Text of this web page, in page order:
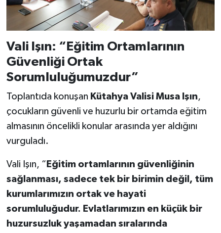
Vali Işın: “Eğitim Ortamlarının
Güvenliği Ortak
Sorumluluğumuzdur”
Toplantıda konuşan Kütahya Valisi Musa Işın,
çocukların güvenli ve huzurlu bir ortamda eğitim
almasının öncelikli konular arasında yer aldığını
vurguladı.
Vali Işın, “ Eğitim ortamlarının güvenliğinin
sağlanması, sadece tek bir birimin değil, tüm
kurumlarımızın ortak ve hayati
sorumluluğudur. Evlatlarımızın en küçük bir
huzursuzluk yaşamadan sıralarında